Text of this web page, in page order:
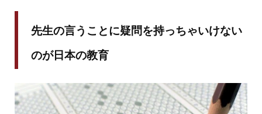
先生の言うことに疑問を持っちゃいけない
のが日本の教育